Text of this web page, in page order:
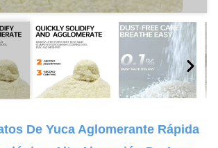
De Yuca Aglomerante Rápida